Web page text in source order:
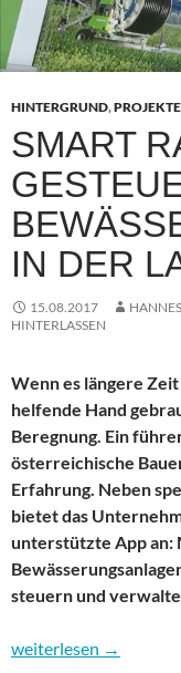
HINTERGRUND,PROJEKTE
SMART
IN DER
15.08.2017
HINTERLASSEN
Wenn es längere
helfende Hand
Beregnung. Ein
österreichische
Erfahrung. Neben
bietet das
unterstützte App an:
steuern und
Smart Rain – App-
weiterlesen →